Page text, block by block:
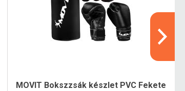
MOVIT Bokszzsák készlet PVC Fekete